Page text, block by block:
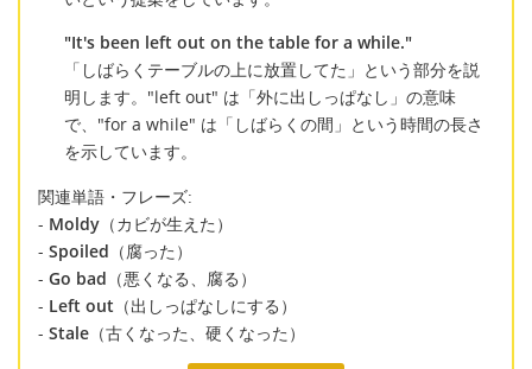
"It's been left out on the table for a while."
「しばらくテーブルの上に放置してた」という部分を説
明します。"left out" は「外に出しっぱなし」の意味
で、"for a while" は「しばらくの間」という時間の長さ
を示しています。
関連単語・フレーズ:
- Moldy （カビが生えた）
- Spoiled （腐った）
- Go bad （悪くなる、腐る）
- Left out （出しっぱなしにする）
- Stale （古くなった、硬くなった）